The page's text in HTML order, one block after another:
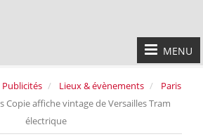
MENU
Publicités Lieux & évènements
Paris
Copie affiche vintage de Versailles Tram
électrique